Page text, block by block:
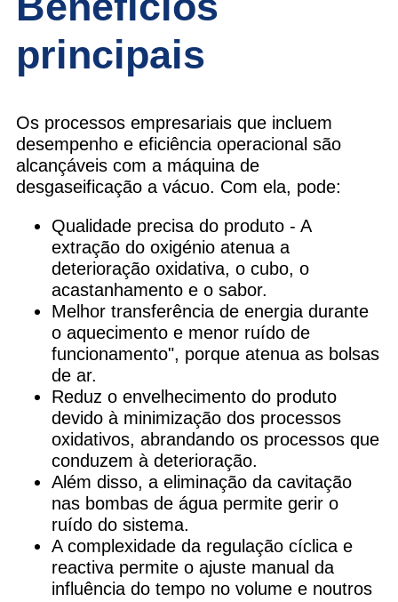
principais
Os processos empresariais que incluem
desempenho e eficiência operacional são
alcançáveis com a máquina de
desgaseificação a vácuo. Com ela, pode:
Qualidade precisa do produto - A
extração do oxigénio atenua a
deterioração oxidativa, o cubo, o
acastanhamento e o sabor.
Melhor transferência de energia durante
o aquecimento e menor ruído de
funcionamento", porque atenua as bolsas
de ar.
Reduz o envelhecimento do produto
devido à minimização dos processos
oxidativos, abrandando os processos que
conduzem à deterioração.
Além disso, a eliminação da cavitação
nas bombas de água permite gerir o
ruído do sistema.
A complexidade da regulação cíclica e
reactiva permite o ajuste manual da
influência do tempo no volume e noutros